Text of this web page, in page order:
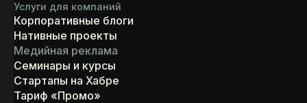
Услуги для компаний
Корпоративные блоги
Нативные проекты
Медийная реклама
Семинары и курсы
Стартапы на Хабре
Тариф «Промо»